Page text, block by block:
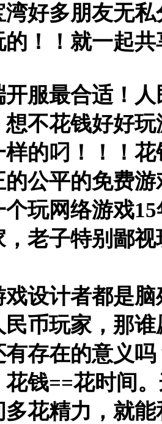
湾好多朋友无
的！！就一起共
开服最合适！
想不花钱好好
的叼！！！ 花
的公平的免费游
玩网络游戏
，老子特别鄙
戏设计者都是
民币玩家，那
有存在的意义吗
花钱==花时间
多花精力，就